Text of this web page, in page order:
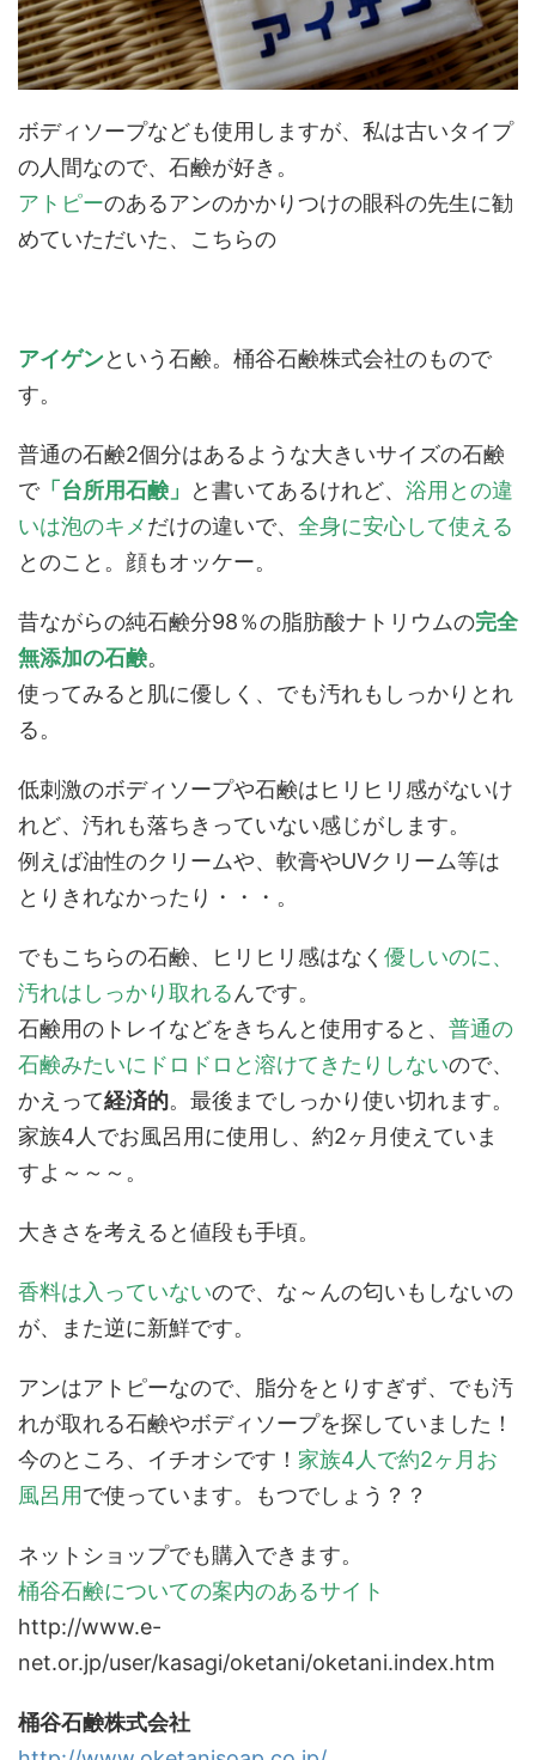
ボディソープなども使用しますが、私は古いタイプ
の人間なので、石鹸が好き。
アトピーのあるアンのかかりつけの眼科の先生に勧
めていただいた、こちらの
アイゲンという石鹸。桶谷石鹸株式会社のもので
す。
普通の石鹸2個分はあるような大きいサイズの石鹸
で「台所用石鹸」 と書いてあるけれど、 浴用との違
いは泡のキメだけの違いで、 全身に安心して使える
とのこと。顔もオッケー。
昔ながらの純石鹸分98％の脂肪酸ナトリウムの完全
無添加の石鹸。
使ってみると肌に優しく、でも汚れもしっかりとれ
る。
低刺激のボディソープや石鹸はヒリヒリ感がないけ
れど、汚れも落ちきっていない感じがします。
例えば油性のクリームや、軟膏やUVクリーム等は
とりきれなかったり・・・。
でもこちらの石鹸、ヒリヒリ感はなく 優しいのに、
汚れはしっかり取れるんです。
石鹸用のトレイなどをきちんと使用すると、 普通の
石鹸みたいにドロドロと溶けてきたりしないので、
かえって経済的。最後までしっかり使い切れます。
家族4人でお風呂用に使用し、約2ヶ月使えていま
すよ～～～。
大きさを考えると値段も手頃。
香料は入っていないので、な～んの匂いもしないの
が、また逆に新鮮です。
アンはアトピーなので、脂分をとりすぎず、でも汚
れが取れる石鹸やボディソープを探していました！
今のところ、イチオシです！ 家族4人で約2ヶ月お
風呂用で使っています。もつでしょう？？
ネットショップでも購入できます。
桶谷石鹸についての案内のあるサイト
http://www.e-
net.or.jp/user/kasagi/oketani/oketani.index.htm
桶谷石鹸株式会社